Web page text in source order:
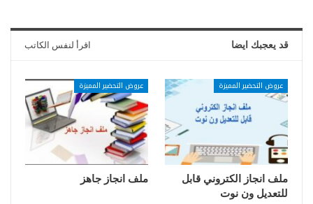
قد يعجبك ايضا اقرأ لنفس الكاتب
عروض التحضير المميزة
ملف انجاز الكتروني قابل
للتعديل ون نوت
عروض التحضير المميزة
ملف انجاز جاهز